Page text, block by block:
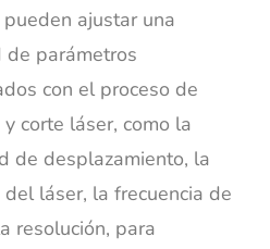
ajustar una
de parámetros
con el proceso de
corte láser, como la
de desplazamiento, la
láser, la frecuencia de
resolución, para